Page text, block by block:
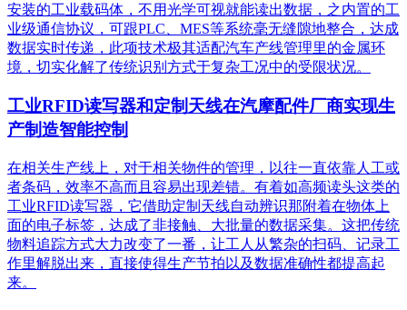
安装的工业载码体，不用光学可视就能读出数据，之内置的工
业级通信协议，可跟PLC、MES等系统毫无缝隙地整合，达成
数据实时传递，此项技术极其适配汽车产线管理里的金属环
境，切实化解了传统识别方式于复杂工况中的受限状况。
工业RFID读写器和定制天线在汽摩配件厂商实现生
产制造智能控制
在相关生产线上，对于相关物件的管理，以往一直依靠人工或
者条码，效率不高而且容易出现差错。有着如高频读头这类的
工业RFID读写器，它借助定制天线自动辨识那附着在物体上
面的电子标签，达成了非接触、大批量的数据采集。这把传统
物料追踪方式大力改变了一番，让工人从繁杂的扫码、记录工
作里解脱出来，直接使得生产节拍以及数据准确性都提高起
来。